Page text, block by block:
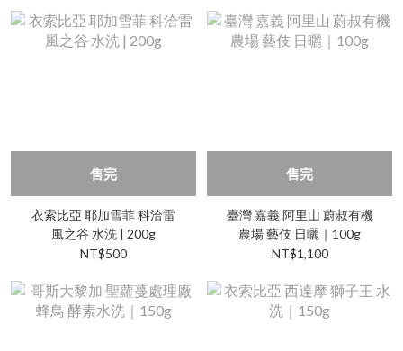
售完
衣索比亞 耶加雪菲 科洽雷
風之谷 水洗 | 200g
NT$500
售完
臺灣 嘉義 阿里山 蔚叔有機
農場 藝伎 日曬｜100g
NT$1,100